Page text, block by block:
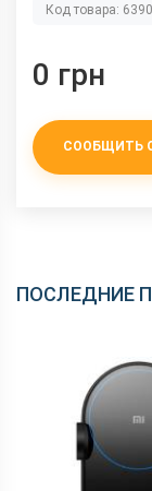
Код товара: 6390
0 грн
СООБЩИТЬ
ПОСЛЕДНИЕ